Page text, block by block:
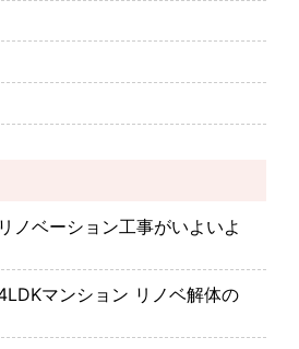
ノベーション工事がいよいよ
マンション リノベ解体の